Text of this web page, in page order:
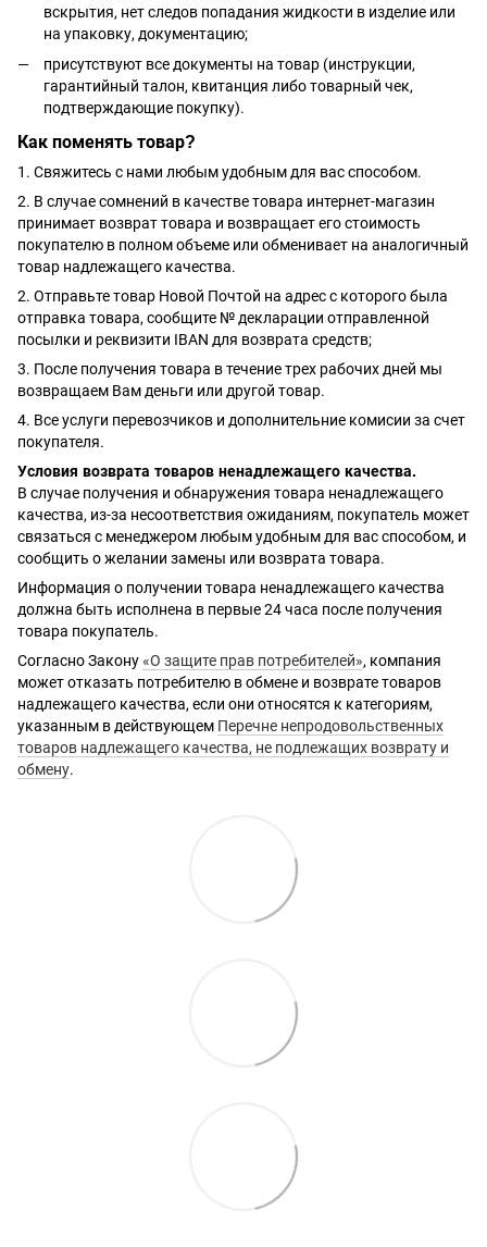
вскрытия, нет следов попадания жидкости в изделие или
на упаковку, документацию;
присутствуют все документы на товар (инструкции,
гарантийный талон, квитанция либо товарный чек,
подтверждающие покупку).
Как поменять товар?
1. Свяжитесь с нами любым удобным для вас способом.
2. В случае сомнений в качестве товара интернет-магазин
принимает возврат товара и возвращает его стоимость
покупателю в полном объеме или обменивает на аналогичный
товар надлежащего качества.
2. Отправьте товар Новой Почтой на адрес с которого была
отправка товара, сообщите № декларации отправленной
посылки и реквизити IBAN для возврата средств;
3. После получения товара в течение трех рабочих дней мы
возвращаем Вам деньги или другой товар.
4. Все услуги перевозчиков и дополнительние комисии за счет
покупателя.
Условия возврата товаров ненадлежащего качества.
В случае получения и обнаружения товара ненадлежащего
качества, из-за несоответствия ожиданиям, покупатель может
связаться с менеджером любым удобным для вас способом, и
сообщить о желании замены или возврата товара.
Информация о получении товара ненадлежащего качества
должна быть исполнена в первые 24 часа после получения
товара покупатель.
Согласно Закону«О защите прав потребителей», компания
может отказать потребителю в обмене и возврате товаров
надлежащего качества, если они относятся к категориям,
указанным в действующем Перечне непродовольственных
товаров надлежащего качества, не подлежащих возврату и
обмену.